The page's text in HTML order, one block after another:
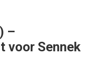
–
voor Sennek